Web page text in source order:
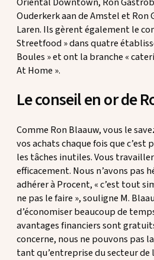
Ouderkerk aan de Amstel et Ron
Laren. Ils gèrent également le
Streetfood » dans quatre
Boules » et ont la branche «
At Home ».
Le conseil en or de
Comme Ron Blaauw, vous le
vos achats chaque fois que
les tâches inutiles. Vous
efficacement. Nous n’avons pas
adhérer à Procent, « c’est tout
ne pas le faire », souligne M.
d’économiser beaucoup de
avantages financiers sont
concerne, nous ne pouvons pas
tant qu’entreprise du secteur de